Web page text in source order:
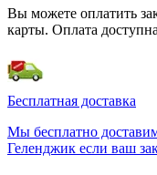
Вы можете оплатить
карты. Оплата
Бесплатная доставка
Мы бесплатно
Геленджик если ваш